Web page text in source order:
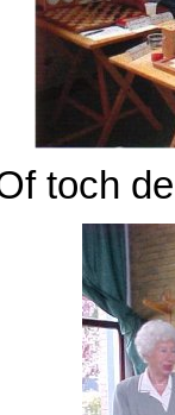
toch